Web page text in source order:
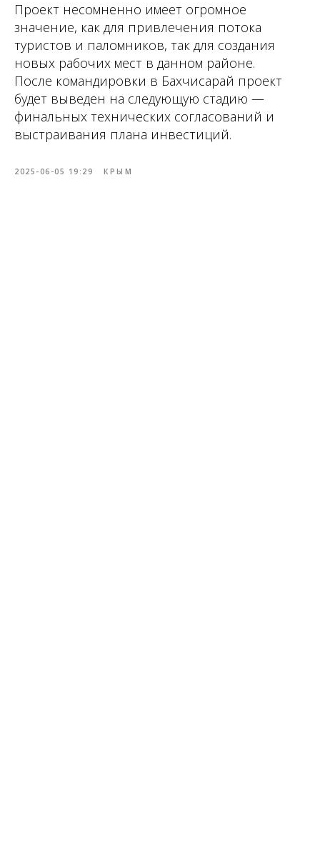
Проект несомненно имеет огромное
значение, как для привлечения потока
туристов и паломников, так для создания
новых рабочих мест в данном районе.
После командировки в Бахчисарай проект
будет выведен на следующую стадию —
финальных технических согласований и
выстраивания плана инвестиций.
2025-06-05 19:29 КРЫМ